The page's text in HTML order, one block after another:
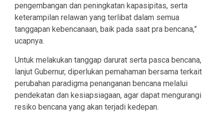
pengembangan dan peningkatan kapasipitas, serta
keterampilan relawan yang terlibat dalam semua
tanggapan kebencanaan, baik pada saat pra bencana,”
ucapnya.
Untuk melakukan tanggap darurat serta pasca bencana,
lanjut Gubernur, diperlukan pemahaman bersama terkait
perubahan paradigma penanganan bencana melalui
pendekatan dan kesiapsiagaan, agar dapat mengurangi
resiko bencana yang akan terjadi kedepan.